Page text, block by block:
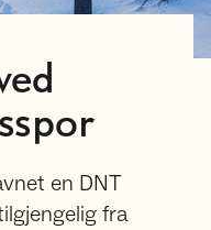
en DNT
fra